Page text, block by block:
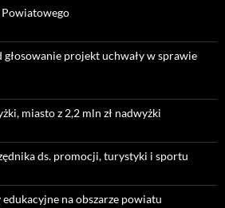
Powiatowego
projekt uchwały w sprawie
miasto z 2,2 mln zł nadwyżki
ds. promocji, turystyki i sportu
na obszarze powiatu